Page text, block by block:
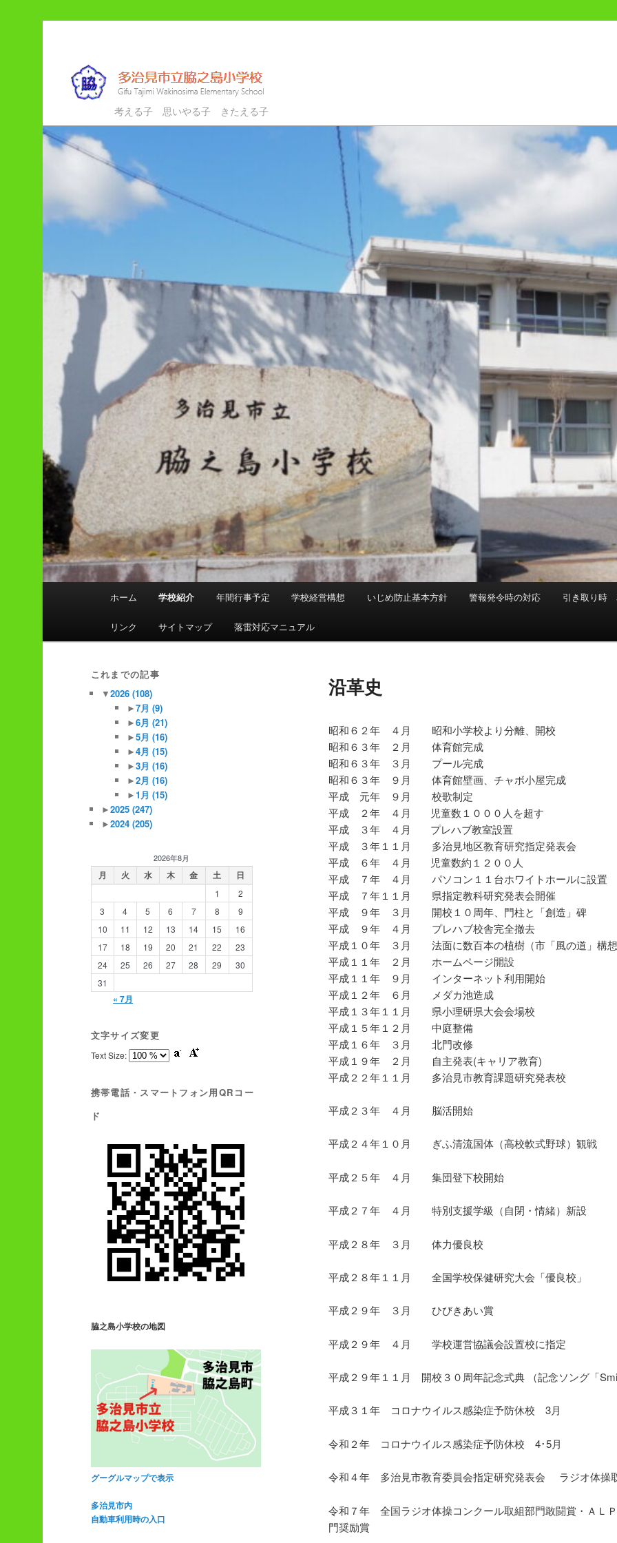
多治見市立脇之島小学校
考える子 思いやる子 きたえる子
メ
ホーム 学校紹介 年間行事予定 学校経営構想 いじめ防止基本方針 警報発令時の対応 引き取り時
リンク サイトマップ 落雷対応マニュアル
沿革史
昭和６２年 ４月 昭和小学校より分離、開校
昭和６３年 ２月 体育館完成
昭和６３年 ３月 プール完成
昭和６３年 ９月 体育館壁画、チャボ小屋完成
平成 元年 ９月 校歌制定
平成 ２年 ４月 児童数１０００人を超す
平成 ３年 ４月 プレハブ教室設置
平成 ３年１１月 多治見地区教育研究指定発表会
平成 ６年 ４月 児童数約１２００人
平成 ７年 ４月 パソコン１１台ホワイトホールに設置
平成 ７年１１月 県指定教科研究発表会開催
平成 ９年 ３月 開校１０周年、門柱と「創造」碑
平成 ９年 ４月 プレハブ校舎完全撤去
平成１０年 ３月 法面に数百本の植樹（市「風の道」構
平成１１年 ２月 ホームページ開設
平成１１年 ９月 インターネット利用開始
平成１２年 ６月 メダカ池造成
平成１３年１１月 県小理研県大会会場校
平成１５年１２月 中庭整備
平成１６年 ３月 北門改修
平成１９年 ２月 自主発表(キャリア教育)
平成２２年１１月 多治見市教育課題研究発表校
平成２３年 ４月 脳活開始
平成２４年１０月 ぎふ清流国体（高校軟式野球）観戦
平成２５年 ４月 集団登下校開始
平成２７年 ４月 特別支援学級（自閉・情緒）新設
平成２８年 ３月 体力優良校
平成２８年１１月 全国学校保健研究大会「優良校」
平成２９年 ３月 ひびきあい賞
平成２９年 ４月 学校運営協議会設置校に指定
平成２９年１１月 開校３０周年記念式典 （記念ソング「
平成３１年 コロナウイルス感染症予防休校 3月
令和２年 コロナウイルス感染症予防休校 4･5月
令和４年 多治見市教育委員会指定研究発表会 ラジオ体操
令和７年 全国ラジオ体操コンクール取組部門敢闘賞・ＡＬ
門奨励賞
これまでの記事
▼2026 (108)
►7月(9)
►6月(21)
►5月(16)
►4月(15)
►3月(16)
►2月(16)
►1月(15)
►2025 (247)
►2024 (205)
2026年8月
月 火 水 木 金 土 日
1
2
3
4 5 6 7 8
9
10
11 12 13 14 15
16
17
18 19 20 21 22
23
24
25 26 27 28 29
30
31
« 7月
文字サイズ変更
Text Size:
携帯電話・スマートフォン用QRコー
ド
脇之島小学校の地図
グーグルマップで表示
多治見市内
自動車利用時の入口